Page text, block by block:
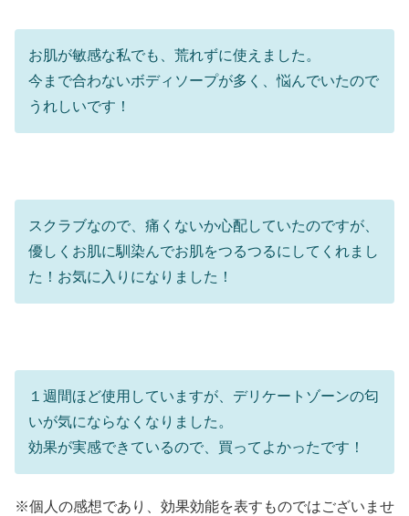
お肌が敏感な私でも、荒れずに使えました。
今まで合わないボディソープが多く、悩んでいたので
うれしいです！
スクラブなので、痛くないか心配していたのですが、
優しくお肌に馴染んでお肌をつるつるにしてくれまし
た！お気に入りになりました！
１週間ほど使用していますが、デリケートゾーンの匂
いが気にならなくなりました。
効果が実感できているので、買ってよかったです！
※個人の感想であり、効果効能を表すものではございませ